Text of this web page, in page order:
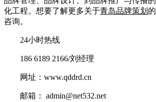
化工程。想要了解更多关于青岛品牌策划
咨询。
24小时热线
186 6189 2166/刘经理
网址：www.qddrd.cn
邮箱： admin@net532.net